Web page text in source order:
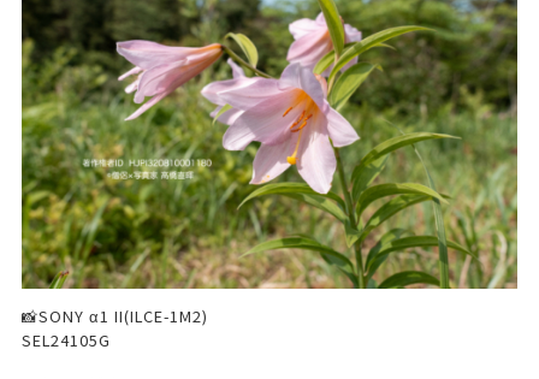
📸SONY α1 II(ILCE-1M2)
SEL24105G